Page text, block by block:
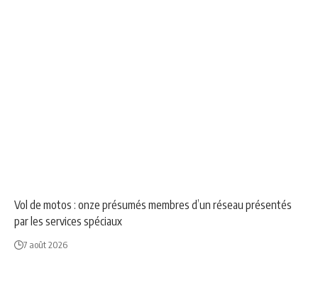
Vol de motos : onze présumés membres d’un réseau présentés
par les services spéciaux
7 août 2026